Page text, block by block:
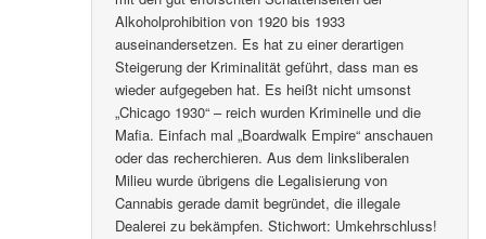
Alkoholprohibition von 1920 bis 1933
auseinandersetzen. Es hat zu einer derartigen
Steigerung der Kriminalität geführt, dass man es
wieder aufgegeben hat. Es heißt nicht umsonst
„Chicago 1930“ – reich wurden Kriminelle und die
Mafia. Einfach mal „Boardwalk Empire“ anschauen
oder das recherchieren. Aus dem linksliberalen
Milieu wurde übrigens die Legalisierung von
Cannabis gerade damit begründet, die illegale
Dealerei zu bekämpfen. Stichwort: Umkehrschluss!